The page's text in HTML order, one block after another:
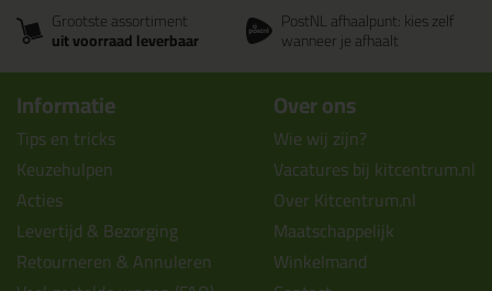
Grootste assortiment
uit voorraad leverbaar
PostNL afhaalpunt: kies zelf
wanneer je afhaalt
Informatie
Tips en tricks
Keuzehulpen
Acties
Levertijd & Bezorging
Retourneren & Annuleren
Over ons
Wie wij zijn?
Vacatures bij kitcentrum.nl
Over Kitcentrum.nl
Maatschappelijk
Winkelmand